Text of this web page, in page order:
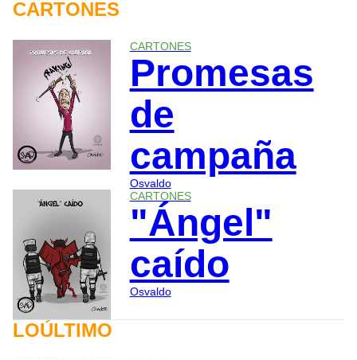
CARTONES
CARTONES
Promesas
de
campaña
Osvaldo
CARTONES
"Ángel"
caído
Osvaldo
LOÚLTIMO